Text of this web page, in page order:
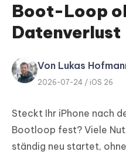
ReiBoot
for iOS
PDF
Editor
Neu
iAnyGo
Boot-Loop
Datenverlust
Von Lukas
2026-07-24 / iOS 26
Steckt Ihr iPhone nach
Bootloop fest? Viele
ständig neu startet,